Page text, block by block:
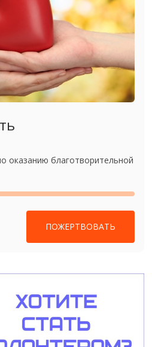
оказанию благотворительной
ПОЖЕРТВОВАТЬ